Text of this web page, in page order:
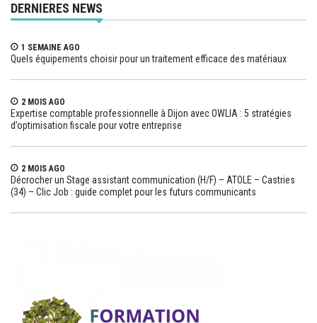
DERNIERES NEWS
1 SEMAINE AGO
Quels équipements choisir pour un traitement efficace des matériaux
2 MOIS AGO
Expertise comptable professionnelle à Dijon avec OWLIA : 5 stratégies
d’optimisation fiscale pour votre entreprise
2 MOIS AGO
Décrocher un Stage assistant communication (H/F) – ATOLE – Castries
(34) – Clic Job : guide complet pour les futurs communicants